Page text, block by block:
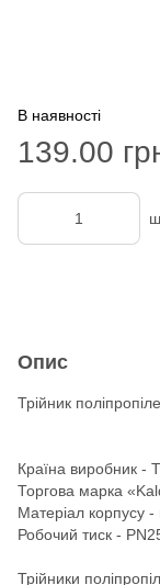
В наявності
139.00
Опис
Трійник
Країна виробник -
Торгова марка
Матеріал корпусу -
Робочий тиск -
Трійники